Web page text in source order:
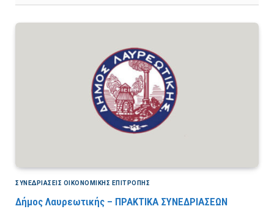
ΣΥΝΕΔΡΙΆΣΕΙΣ ΟΙΚΟΝΟΜΙΚΉΣ ΕΠΙΤΡΟΠΉΣ
Δήμος Λαυρεωτικής – ΠΡΑΚΤΙΚΑ ΣΥΝΕΔΡΙΑΣΕΩΝ